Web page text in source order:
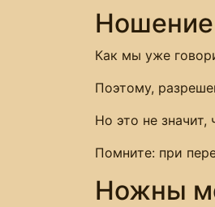
Как мы уже
Поэтому,
Но это не
Помните: при
Ножны